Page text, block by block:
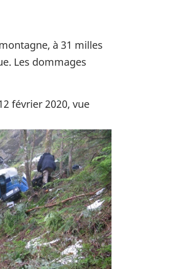
à 31 milles
Les dommages
février 2020, vue